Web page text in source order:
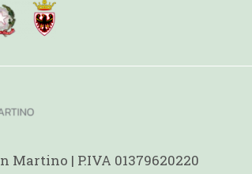
Martino | P.IVA 01379620220